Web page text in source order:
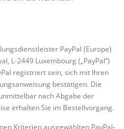
PayPal (Europe)
L-2449 Luxembourg („PayPal“)
registriert sein, sich mit Ihren
bestätigen. Die
nach Abgabe der
erhalten Sie im Bestellvorgang.
Kriterien ausgewählten PayPal-